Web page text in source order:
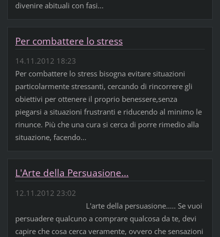
divenire abituali con fasi...
Per combattere lo stress
14.11.2012 18:23
Per combattere lo stress bisogna evitare situazioni
particolarmente stressanti, cercando di rincorrere gli
obiettivi per ottenere il proprio benessere,senza
piegarsi a situazioni frustranti e riducendo al minimo le
rinunce. Più che una cura si cerca di porre rimedio alla
situazione, facendo...
L'Arte della Persuasione...
12.11.2012 23:02
L'arte della persuasione..... Se vuoi
persuadere qualcuno a comprare qualcosa da te, devi
capire che cosa cerca veramente, ovvero che sensazioni